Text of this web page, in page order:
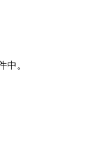
中。